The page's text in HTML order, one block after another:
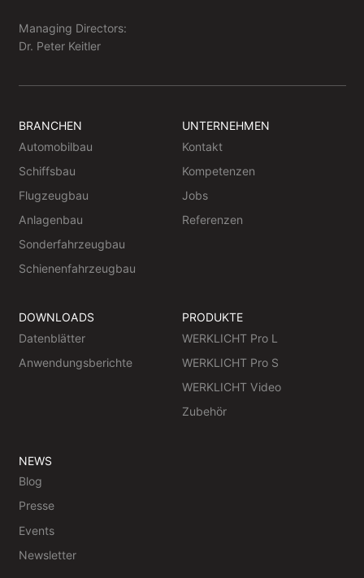
Managing Directors:
Dr. Peter Keitler
BRANCHEN
Automobilbau
Schiffsbau
Flugzeugbau
Anlagenbau
Sonderfahrzeugbau
Schienenfahrzeugbau
UNTERNEHMEN
Kontakt
Kompetenzen
Jobs
Referenzen
DOWNLOADS
Datenblätter
Anwendungsberichte
PRODUKTE
WERKLICHT Pro L
WERKLICHT Pro S
WERKLICHT Video
Zubehör
NEWS
Blog
Presse
Events
Newsletter